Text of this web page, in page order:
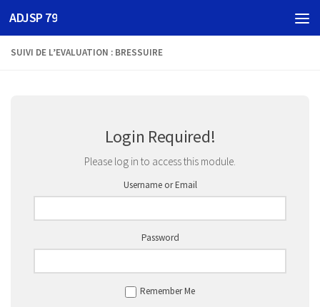
Skip to content
ADJSP 79
SUIVI DE L’EVALUATION : BRESSUIRE
Login Required!
Please log in to access this module.
Username or Email
Password
Remember Me